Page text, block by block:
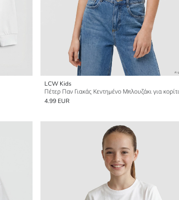
LCW Kids
Πέτερ Παν Γιακάς Κεντημένο Μπλουζάκι για
4.99 EUR